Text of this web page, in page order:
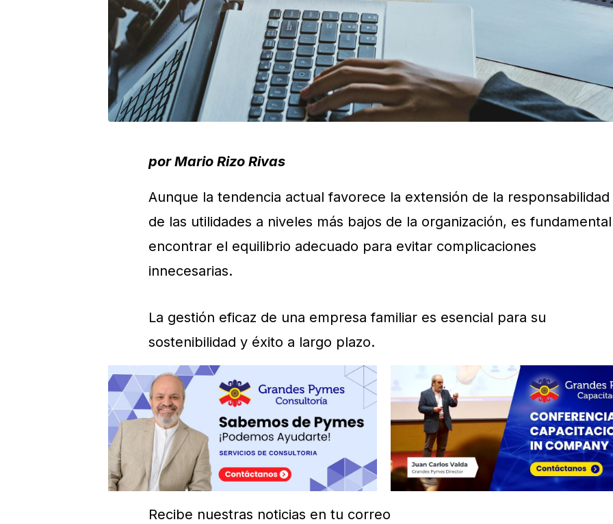
por Mario Rizo Rivas
Aunque la tendencia actual favorece la extensión de la responsabilidad
de las utilidades a niveles más bajos de la organización, es fundamental
encontrar el equilibrio adecuado para evitar complicaciones
innecesarias.
La gestión eficaz de una empresa familiar es esencial para su
sostenibilidad y éxito a largo plazo.
Recibe nuestras noticias en tu correo